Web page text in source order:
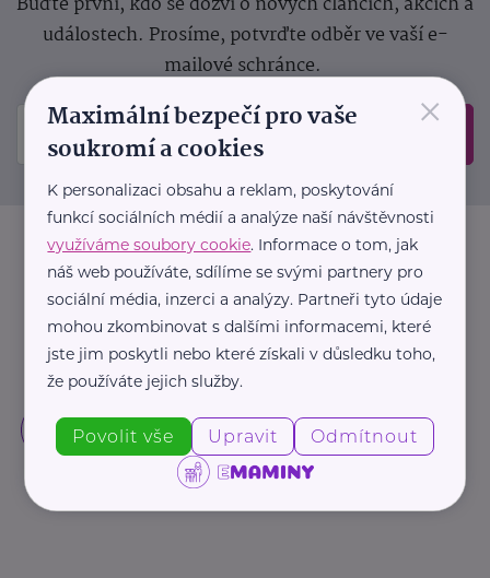
událostech. Prosíme, potvrďte odběr ve vaší e-
mailové schránce.
×
Maximální bezpečí pro vaše
soukromí a cookies
K personalizaci obsahu a reklam, poskytování
funkcí sociálních médií a analýze naší návštěvnosti
využíváme soubory cookie. Informace o tom, jak
náš web používáte, sdílíme se svými partnery pro
sociální média, inzerci a analýzy. Partneři tyto údaje
mohou zkombinovat s dalšími informacemi, které
jste jim poskytli nebo které získali v důsledku toho,
že používáte jejich služby.
Povolit vše Upravit Odmítnout